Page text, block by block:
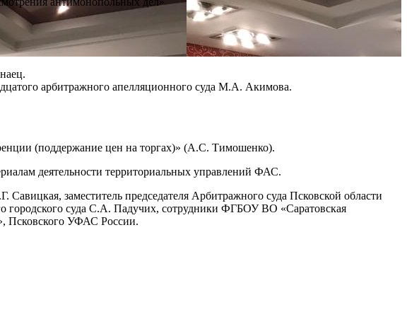
арбитражного апелляционного суда М.А. Акимова.
(поддержание цен на торгах)» (А.С. Тимошенко).
деятельности территориальных управлений ФАС.
заместитель председателя Арбитражного суда Псковской области
городского суда С.А. Падучих, сотрудники ФГБОУ ВО «Саратовская
Псковского УФАС России.